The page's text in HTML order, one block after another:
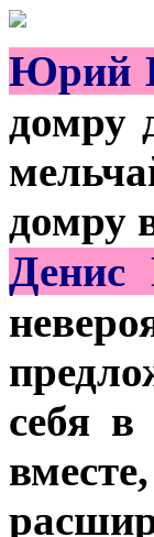
Юрий
домру
домру
Денис
себя